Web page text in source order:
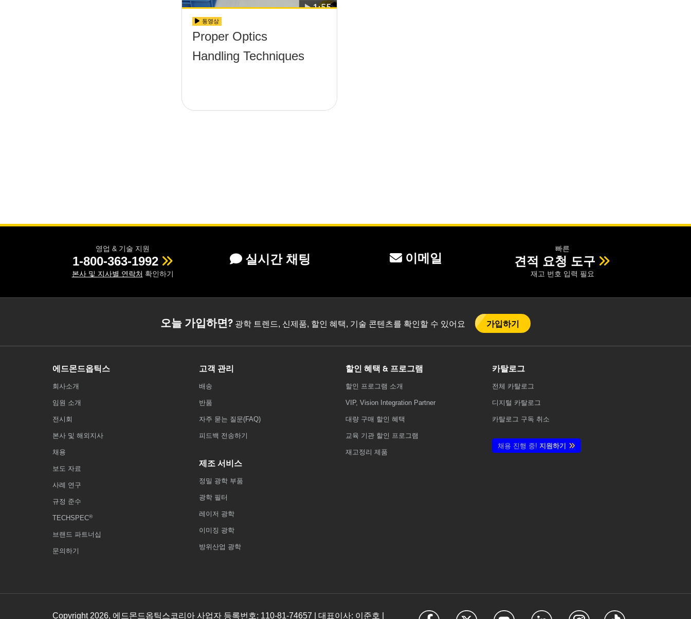
동영상
Proper Optics
Handling Techniques
영업 & 기술 지원
1-800-363-1992
본사 및 지사별 연락처 확인하기
실시간 채팅 이메일
빠른
견적 요청 도구
재고 번호 입력 필요
오늘 가입하면?광학 트렌드, 신제품, 할인 혜택, 기술 콘텐츠를 확인할 수 있어요 가입하기
에드몬드옵틱스
회사소개
임원 소개
전시회
본사 및 해외지사
채용
보도 자료
사례 연구
규정 준수
TECHSPEC®
브랜드 파트너십
문의하기
고객 관리
배송
반품
자주 묻는 질문(FAQ)
피드백 전송하기
제조 서비스
정밀 광학 부품
광학 필터
레이저 광학
이미징 광학
방위산업 광학
할인 혜택 & 프로그램
할인 프로그램 소개
VIP, Vision Integration Partner
대량 구매 할인 혜택
교육 기관 할인 프로그램
재고정리 제품
카탈로그
전체 카탈로그
디지털 카탈로그
카탈로그 구독 취소
채용 진행 중! 지원하기
Copyright2026, 에드몬드옵틱스코리아 사업자 등록번호: 110-81-74657 | 대표이사: 이준호 |